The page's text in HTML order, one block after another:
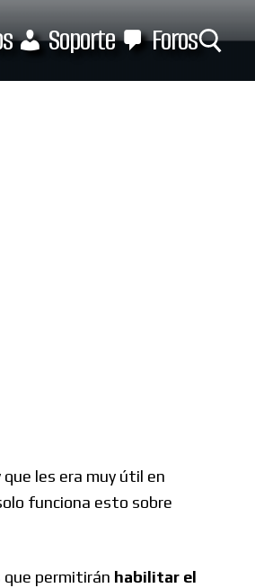
Soporte Foros
les era muy útil en
funciona esto sobre
que permitirán habilitar el